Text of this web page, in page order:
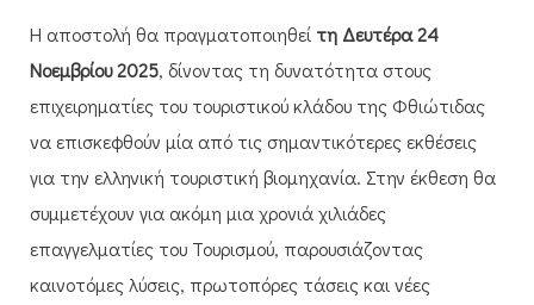
Η αποστολή θα πραγματοποιηθεί τη Δευτέρα 24
Νοεμβρίου 2025, δίνοντας τη δυνατότητα στους
επιχειρηματίες του τουριστικού κλάδου της Φθιώτιδας
να επισκεφθούν μία από τις σημαντικότερες εκθέσεις
για την ελληνική τουριστική βιομηχανία. Στην έκθεση θα
συμμετέχουν για ακόμη μια χρονιά χιλιάδες
επαγγελματίες του Τουρισμού, παρουσιάζοντας
καινοτόμες λύσεις, πρωτοπόρες τάσεις και νέες